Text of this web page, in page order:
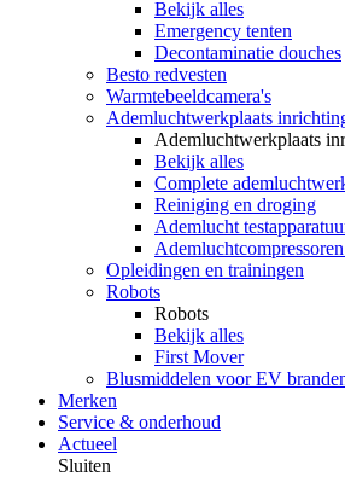
Bekijk alles
Emergency tenten
Decontaminatie douches
Besto redvesten
Warmtebeeldcamera's
Ademluchtwerkplaats
Ademluchtwerkplaats
Bekijk alles
Complete
Reiniging en droging
Ademlucht
Opleidingen en trainingen
Robots
Robots
Bekijk alles
First Mover
Blusmiddelen voor EV
Merken
Service & onderhoud
Actueel
Sluiten